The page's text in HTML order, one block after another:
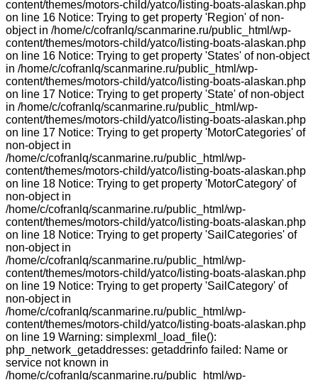
content/themes/motors-child/yatco/listing-boats-alaskan.php
on line 16 Notice: Trying to get property 'Region' of non-
object in /home/c/cofranlq/scanmarine.ru/public_html/wp-
content/themes/motors-child/yatco/listing-boats-alaskan.php
on line 16 Notice: Trying to get property 'States' of non-object
in /home/c/cofranlq/scanmarine.ru/public_html/wp-
content/themes/motors-child/yatco/listing-boats-alaskan.php
on line 17 Notice: Trying to get property 'State' of non-object
in /home/c/cofranlq/scanmarine.ru/public_html/wp-
content/themes/motors-child/yatco/listing-boats-alaskan.php
on line 17 Notice: Trying to get property 'MotorCategories' of
non-object in
/home/c/cofranlq/scanmarine.ru/public_html/wp-
content/themes/motors-child/yatco/listing-boats-alaskan.php
on line 18 Notice: Trying to get property 'MotorCategory' of
non-object in
/home/c/cofranlq/scanmarine.ru/public_html/wp-
content/themes/motors-child/yatco/listing-boats-alaskan.php
on line 18 Notice: Trying to get property 'SailCategories' of
non-object in
/home/c/cofranlq/scanmarine.ru/public_html/wp-
content/themes/motors-child/yatco/listing-boats-alaskan.php
on line 19 Notice: Trying to get property 'SailCategory' of
non-object in
/home/c/cofranlq/scanmarine.ru/public_html/wp-
content/themes/motors-child/yatco/listing-boats-alaskan.php
on line 19 Warning: simplexml_load_file():
php_network_getaddresses: getaddrinfo failed: Name or
service not known in
/home/c/cofranlq/scanmarine.ru/public_html/wp-